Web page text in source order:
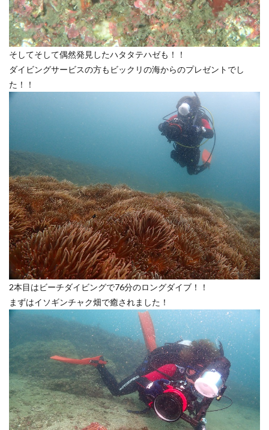
そしてそして偶然発見したハタタテハゼも！！
ダイビングサービスの方もビックリの海からのプレゼントでし
た！！
2本目はビーチダイビングで76分のロングダイブ！！
まずはイソギンチャク畑で癒されました！